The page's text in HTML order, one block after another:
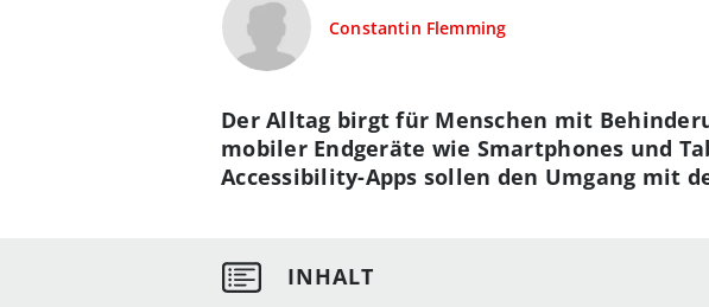
Constantin Flemming
Der Alltag birgt für Menschen mit
mobiler Endgeräte wie Smartphones und
Accessibility-Apps sollen den Umgang mit